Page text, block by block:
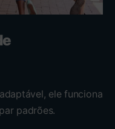
ele funciona
padrões.